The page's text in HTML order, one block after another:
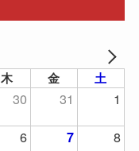
木 金 土
30 31
1
6 7
8